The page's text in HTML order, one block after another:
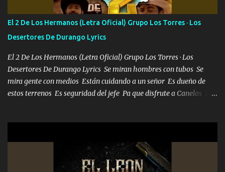
tu vida, y está bien Porque lo que tengo nadie lo tiene Una me está
escribiendo y la otra me va a llamar Quiere que vaya a verla y que
la invite a cenar Otras más me están pidiendo que las saque a
bailar Pero es que tengo un par de conciertos más que llenar Se
mueven solo por el interés P...
El 2 De Los Hermanos (Letra Oficial) Grupo Los Torres · Los
Desertores De Durango Lyrics
El 2 De Los Hermanos (Letra Oficial) Grupo Los Torres · Los
Desertores De Durango Lyrics Se miran hombres con tubos Se
mira gente con medios Están cuidando a un señor Es dueño de
estos terrenos Es seguridad del jefe Pa que disfrute a Canelos Es
ni tampoco las mujeres porque es platica de grandes por eso hay
que estar alegres doy las instrucciones para atender los deberes
Música Si es que salta algún problema de confianza tengo gente